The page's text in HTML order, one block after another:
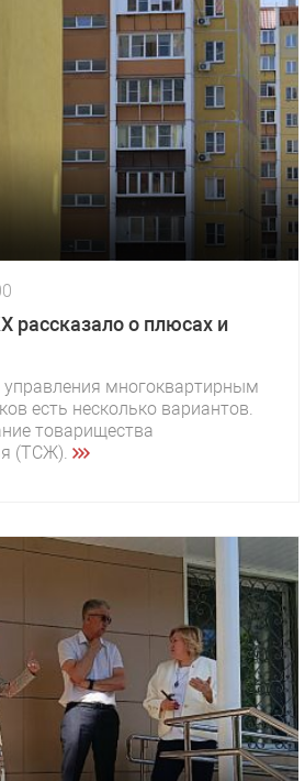
рассказало о плюсах и
многоквартирным
есть несколько вариантов.
товарищества
(ТСЖ).